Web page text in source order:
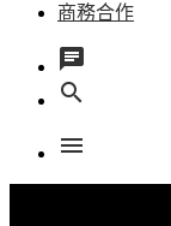
商務合作
chat
search
menu